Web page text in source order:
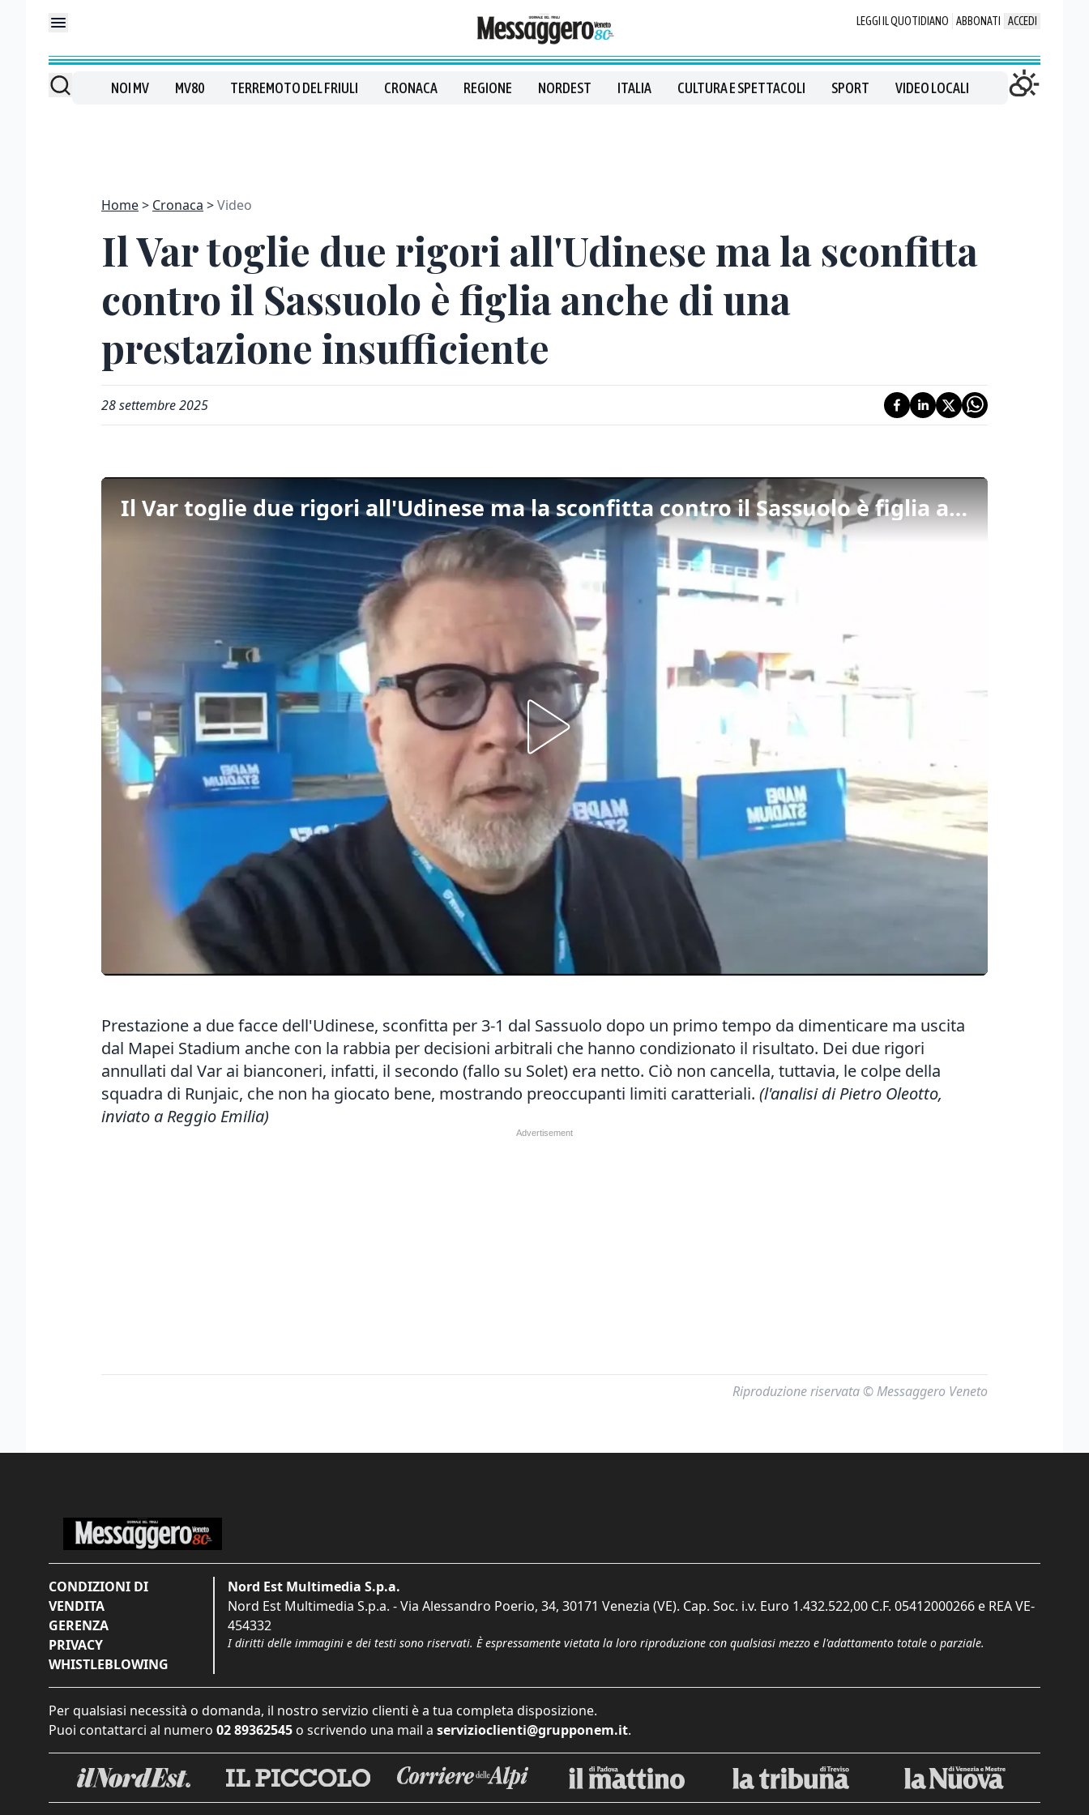
LEGGI IL QUOTIDIANO ABBONATI ACCEDI
NOI MV MV80 TERREMOTO DEL FRIULI CRONACA REGIONE NORDEST ITALIA CULTURA E SPETTACOLI SPORT VIDEO LOCALI
Home Cronaca Video
Il Var toglie due rigori all'Udinese ma la sconfitta
contro il Sassuolo è figlia anche di una
prestazione insufficiente
28 settembre 2025
Il Var toglie due rigori all'Udinese ma la sconfitta contro il Sassuolo è figlia anche di una prestazione insufficiente
Prestazione a due facce dell'Udinese, sconfitta per 3-1 dal Sassuolo dopo un primo tempo da dimenticare ma uscita
dal Mapei Stadium anche con la rabbia per decisioni arbitrali che hanno condizionato il risultato. Dei due rigori
annullati dal Var ai bianconeri, infatti, il secondo (fallo su Solet) era netto. Ciò non cancella, tuttavia, le colpe della
squadra di Runjaic, che non ha giocato bene, mostrando preoccupanti limiti caratteriali. (l'analisi di Pietro Oleotto,
inviato a Reggio Emilia)
Riproduzione riservata © Messaggero Veneto
CONDIZIONI DI
VENDITA
GERENZA
PRIVACY
WHISTLEBLOWING
Nord Est Multimedia S.p.a.
Nord Est Multimedia S.p.a. - Via Alessandro Poerio, 34, 30171 Venezia (VE). Cap. Soc. i.v. Euro 1.432.522,00 C.F. 05412000266 e REA VE-
454332
I diritti delle immagini e dei testi sono riservati. È espressamente vietata la loro riproduzione con qualsiasi mezzo e l'adattamento totale o parziale.
Per qualsiasi necessità o domanda, il nostro servizio clienti è a tua completa disposizione.
Puoi contattarci al numero 02 89362545 o scrivendo una mail a servizioclienti@grupponem.it.